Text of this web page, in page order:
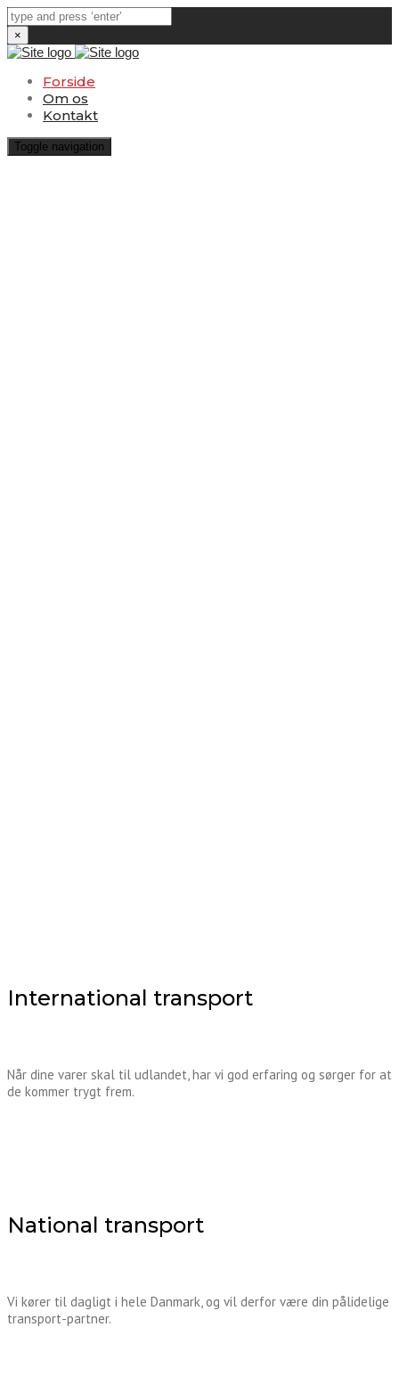
×
Forside
Om os
Kontakt
Toggle navigation
International transport
Når dine varer skal til udlandet, har vi god erfaring og sørger for at
de kommer trygt frem.
National transport
Vi kører til dagligt i hele Danmark, og vil derfor være din pålidelige
transport-partner.